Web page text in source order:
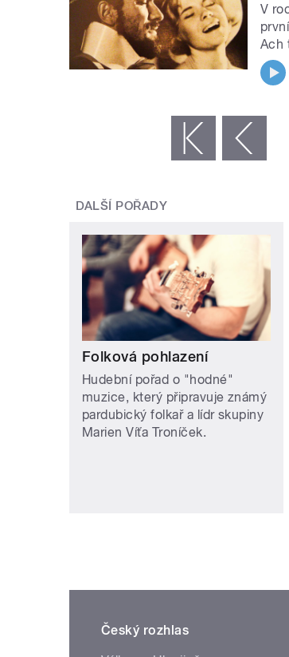
V
Ach
‹ předchozí
DALŠÍ POŘADY
Folková pohlazení
Hudební pořad o "hodné"
muzice, který připravuje známý
pardubický folkař a lídr skupiny
Marien Víťa Troníček.
Český rozhlas